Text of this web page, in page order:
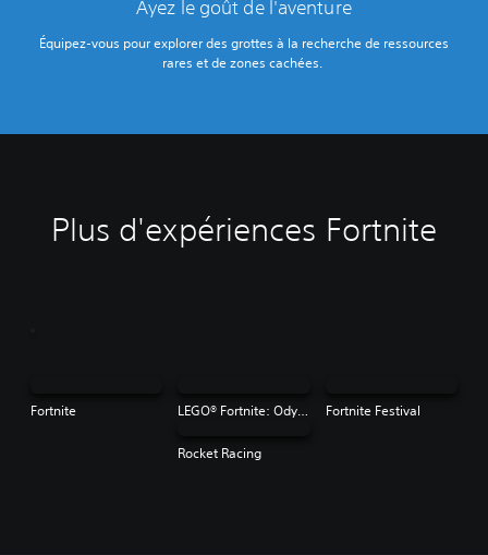
Ayez le goût de l'aventure
Équipez-vous pour explorer des grottes à la recherche de ressources
rares et de zones cachées.‎
Plus d'expériences Fortnite
Fortnite LEGO® Fortnite: Odyssey Fortnite Festival
Rocket Racing